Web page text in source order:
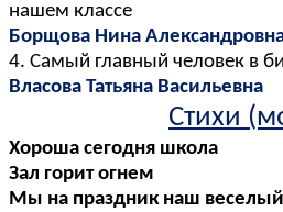
нашем классе
Борщова Нина
4. Самый главный человек в
Власова Татьяна Васильевна
Стихи
Хороша сегодня школа
Зал горит огнем
Мы на праздник наш веселый